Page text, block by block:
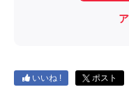
いいね ! ポスト